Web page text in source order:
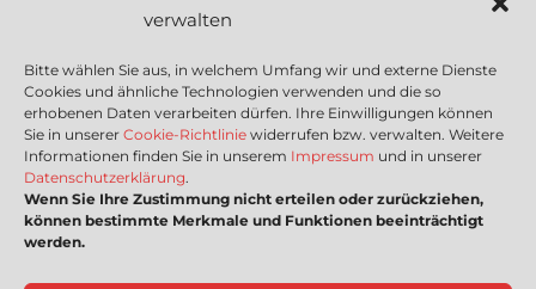
verwalten
Bitte wählen Sie aus, in welchem Umfang wir und externe Dienste
Cookies und ähnliche Technologien verwenden und die so
erhobenen Daten verarbeiten dürfen. Ihre Einwilligungen können
Sie in unserer Cookie-Richtlinie widerrufen bzw. verwalten. Weitere
Informationen finden Sie in unserem Impressum und in unserer
Datenschutzerklärung.
Wenn Sie Ihre Zustimmung nicht erteilen oder zurückziehen,
können bestimmte Merkmale und Funktionen beeinträchtigt
werden.
Wichtige Links
Mediadaten
Impressum